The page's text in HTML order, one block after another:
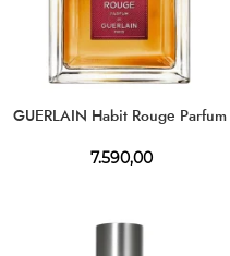
GUERLAIN Habit Rouge Parfum
7.590,00